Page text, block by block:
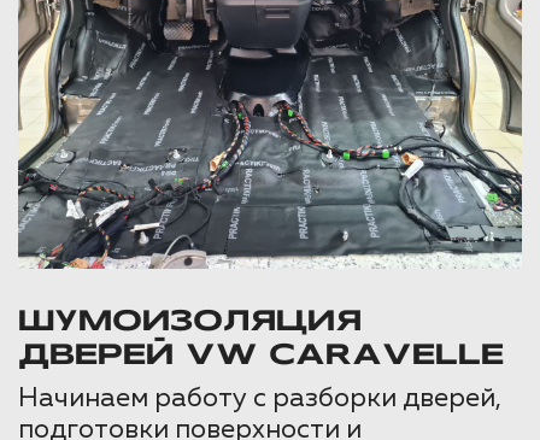
ШУМОИЗОЛЯЦИЯ
ДВЕРЕЙ VW CARAVELLE
Начинаем работу с разборки дверей,
подготовки поверхности и